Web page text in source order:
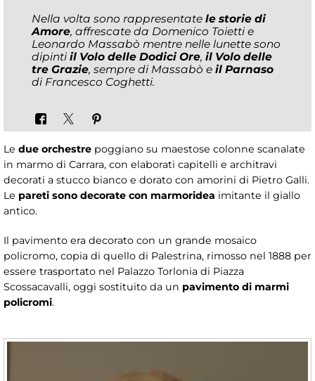
Nella volta sono rappresentate le storie di
Amore, affrescate da Domenico Toietti e
Leonardo Massabò mentre nelle lunette sono
dipinti il Volo delle Dodici Ore, il Volo delle
tre Grazie, sempre di Massabò e il Parnaso
di Francesco Coghetti.
Le due orchestre poggiano su maestose colonne scanalate
in marmo di Carrara, con elaborati capitelli e architravi
decorati a stucco bianco e dorato con amorini di Pietro Galli.
Le pareti sono decorate con marmoridea imitante il giallo
antico.
Il pavimento era decorato con un grande mosaico
policromo, copia di quello di Palestrina, rimosso nel 1888 per
essere trasportato nel Palazzo Torlonia di Piazza
Scossacavalli, oggi sostituito da un pavimento di marmi
policromi.